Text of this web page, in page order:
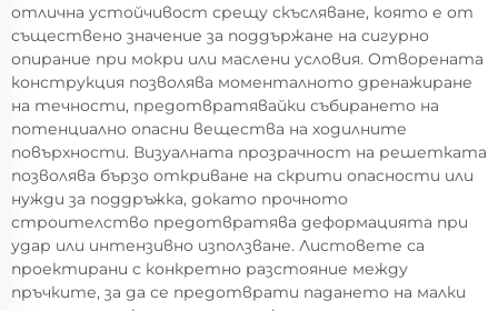
отлична устойчивост срещу скъсляване, която е от
съществено значение за поддържане на сигурно
опирание при мокри или маслени условия. Отворената
конструкция позволява моменталното дренажиране
на течности, предотвратявайки събирането на
потенциално опасни вещества на ходилните
повърхности. Визуалната прозрачност на решетката
позволява бързо откриване на скрити опасности или
нужди за поддръжка, докато прочното
строителство предотвратява деформацията при
удар или интензивно използване. Листовете са
проектирани с конкретно разстояние между
пръчките, за да се предотврати падането на малки